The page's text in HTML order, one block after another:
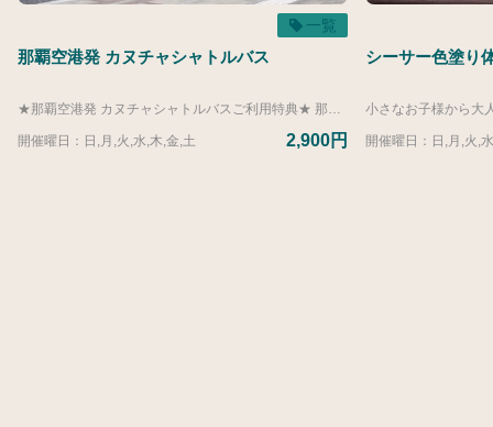
一覧
那覇空港発 カヌチャシャトルバス
★那覇空港発 カヌチャシャトルバスご利用特典★ 那覇空港発 カヌチャシャトルバスをご利用のお客様に、那覇空港内の一部の飲食店でご利用いただける「ワンドリンクサービス券」をプレゼントいたします。 ● ご利用可能期間 2026/5/1(金)～2027/3/31(水) ● ご利用いただける店舗 ・空港食堂（1階） ・琉球村（4階） ・とんかつ新宿さぼてん（4階） ご利用について ・ご乗車前にご集合いただく那覇空港内「那覇バス空港案内所」にて、サービス券をお受け取りください。 ・店内でのお食事に限りご利用いただけます。テイクアウトやドリンクだけのご注文の場合はご利用いただけません。 ・1枚につき、お1人様1回までご利用いただけます。 －－－－－－－－－－－－－－－－－－－－－－－－－－－－－－－－－－－－－－－－－ 空港に着いて、バスに乗車。バスが停まったら、そこはカヌチャリゾート。 バスならではの高い車窓は景色もよく、ラクラク快適です。 那覇空港 発→ わんさか大浦パーク 経由→ カヌチャリゾート着 公式サイトからのご予約受付は、当日12:00までとなっております。 12:00以降のお申し込みにつきましては、お手数ですがレジャーカウンターまでお電話にてお問い合わせください。 レジャーカウンター：営業時間 8：30～19：00 TEL：0980-55-8649 ▼ヴィラ（カヌチャリゾートにお部屋を所有）またはゴルフメンバーシップのお客様は下記リンク先よりご予約ください。 https://activity.kanucha.jp/top/products/bd63f980-db6d-5141-a8f3-3917cb4a62c6?lng=ja 【2026年度運行ダイヤ】 ■運行期間 4/1-3/31 那覇空港発 １３：３０（わんさか１４：５０→カヌチャ１５：００着）
開催曜日：日,月,火,水,木,金,土 2,900円
シーサー色塗り
開催曜日：日,月,火,